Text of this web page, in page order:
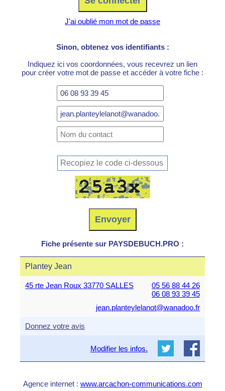
J'ai oublié mon mot de passe
Sinon, obtenez vos identifiants :
Indiquez ici vos coordonnées, vous recevrez un lien
pour créer votre mot de passe et accéder à votre fiche :
Fiche présente sur PAYSDEBUCH.PRO :
Plantey Jean
45 rte Jean Roux 33770 SALLES
05 56 88 44 26
06 08 93 39 45
jean.planteylelanot@wanadoo.fr
Donnez votre avis
Modifier les infos.
Agence internet : www.arcachon-communications.com